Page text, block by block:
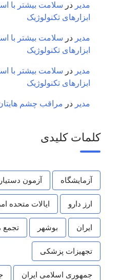
مدیر در سلامت بیشتر با
ابزارهای تکنولوژیک
مدیر در سلامت بیشتر با
ابزارهای تکنولوژیک
مدیر در سلامت بیشتر با
ابزارهای تکنولوژیک
مدیر در مراقب چشم
کلمات کلیدی
آزمایشگاه آزمون
ارز دارو ایالات متحده
ایران بوشهر تجمع
تجهیزات پزشکی
جمهوری اسلامی ایران